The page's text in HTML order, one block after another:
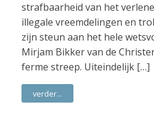
strafbaarheid van het
illegale vreemdelingen en
zijn steun aan het hele
Mirjam Bikker van de
ferme streep. Uiteindelijk […]
verder...